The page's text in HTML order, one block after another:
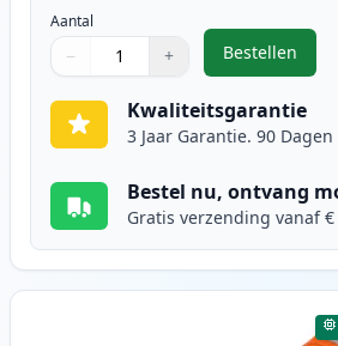
Aantal
Gebruik de knoppen om aan te
− +
1
Bestellen
,Canon
Kwaliteitsgarantie
3 Jaar Garantie. 90
Bestel nu, ontvang
Gratis verzending vanaf €